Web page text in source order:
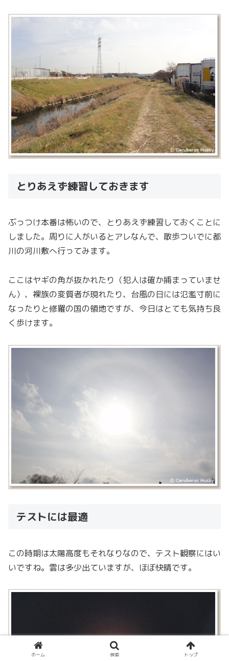
とりあえず練習しておきます
ぶっつけ本番は怖いので、とりあえず練習しておくことに
しました。周りに人がいるとアレなんで、散歩ついでに都
川の河川敷へ行ってみます。
ここはヤギの角が抜かれたり（犯人は確か捕まっていませ
ん）、裸族の変質者が現れたり、台風の日には氾濫寸前に
なったりと修羅の国の領地ですが、今日はとても気持ち良
く歩けます。
テストには最適
この時期は太陽高度もそれなりなので、テスト観察にはい
いですね。雲は多少出ていますが、ほぼ快晴です。
ホーム 検索 トップ